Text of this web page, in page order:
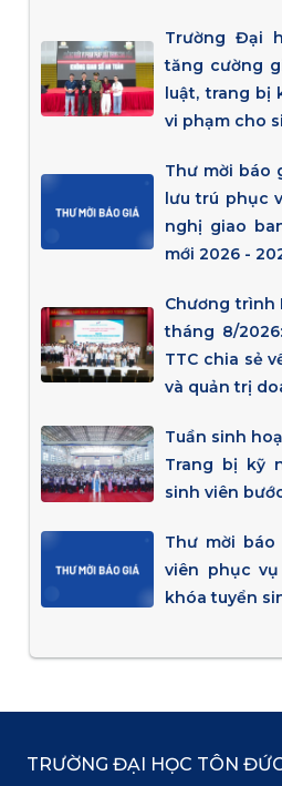
Trường Đại
tăng cường
luật, trang bị
vi phạm cho
Thư mời báo
lưu trú phục
nghị giao
mới 2026 -
Chương trình
tháng 8/
TTC chia sẻ
và quản trị
Tuần sinh
Trang bị kỹ
sinh viên
Thư mời
viên phục
khóa tuyển
TRƯỜNG ĐẠI HỌC TÔN